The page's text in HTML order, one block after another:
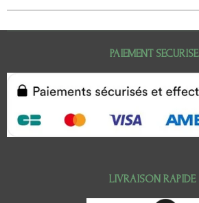
PAIEMENT SECURISE
LIVRAISON RAPIDE